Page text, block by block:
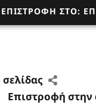
ΕΠΙΣΤΡΟΦΉ ΣΤΟ:
Επιστροφή στην